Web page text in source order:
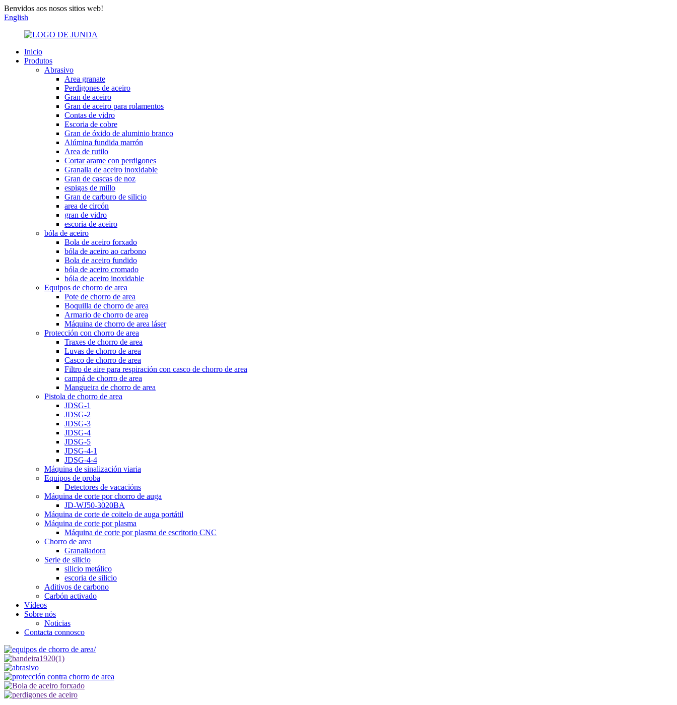
Benvidos aos nosos sitios web!
English
Inicio
Produtos
Abrasivo
Area granate
Perdigones de aceiro
Gran de aceiro
Gran de aceiro para rolamentos
Contas de vidro
Escoria de cobre
Gran de óxido de aluminio branco
Alúmina fundida marrón
Area de rutilo
Cortar arame con perdigones
Granalla de aceiro inoxidable
Gran de cascas de noz
espigas de millo
Gran de carburo de silicio
area de circón
gran de vidro
escoria de aceiro
bóla de aceiro
Bola de aceiro forxado
bóla de aceiro ao carbono
Bola de aceiro fundido
bóla de aceiro cromado
bóla de aceiro inoxidable
Equipos de chorro de area
Pote de chorro de area
Boquilla de chorro de area
Armario de chorro de area
Máquina de chorro de area láser
Protección con chorro de area
Traxes de chorro de area
Luvas de chorro de area
Casco de chorro de area
Filtro de aire para respiración con casco de chorro de area
campá de chorro de area
Mangueira de chorro de area
Pistola de chorro de area
JDSG-1
JDSG-2
JDSG-3
JDSG-4
JDSG-5
JDSG-4-1
JDSG-4-4
Máquina de sinalización viaria
Equipos de proba
Detectores de vacacións
Máquina de corte por chorro de auga
JD-WJ50-3020BA
Máquina de corte de coitelo de auga portátil
Máquina de corte por plasma
Máquina de corte por plasma de escritorio CNC
Chorro de area
Granalladora
Serie de silicio
silicio metálico
escoria de silicio
Aditivos de carbono
Carbón activado
Vídeos
Sobre nós
Noticias
Contacta connosco